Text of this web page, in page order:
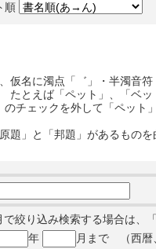
順
仮名に濁点「゛」・半濁音
たとえば「ペット」、「ベ
のチェックを外して「ペッ
題」と「邦題」があるもの
絞り込み検索する場合は、
年 月まで （西暦